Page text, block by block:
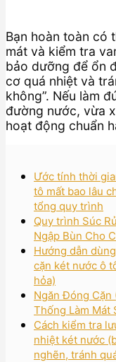
Bạn hoàn toàn có
mát và kiểm tra
bảo dưỡng để ổn
cơ quá nhiệt và
không”. Nếu làm
đường nước, vừa
hoạt động chuẩn
Ước tính thời
tô mất bao lâu
tổng quy trình
Quy trình Súc
Ngập Bùn Cho
Hướng dẫn
cặn két nước ô
hỏa)
Ngăn Đóng Cặn
Thống Làm Mát
Cách kiểm tra
nhiệt két nước
nghẽn, tránh